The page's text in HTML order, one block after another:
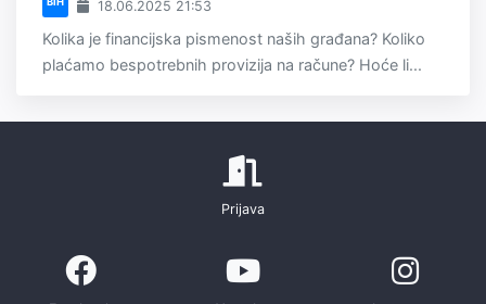
18.06.2025 21:53
Kolika je financijska pismenost naših građana? Koliko
plaćamo bespotrebnih provizija na račune? Hoće li...
Prijava